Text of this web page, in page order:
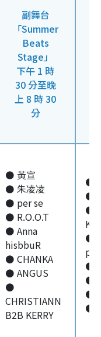
副舞台
「Summer
Beats
Stage」
下午 1 時
30 分至晚
上 8 時 30
分
⚫ 黃宣
⚫ 朱凌凌
⚫ per se
⚫ R.O.O.T
⚫ Anna
hisbbuR
⚫ CHANKA
⚫ ANGUS
⚫
CHRISTIANN
B2B KERRY
⚫
⚫
⚫
⚫
⚫
⚫
⚫
⚫